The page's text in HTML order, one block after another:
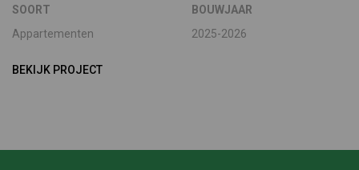
SOORT
Appartementen
BOUWJAAR
2025-2026
BEKIJK PROJECT